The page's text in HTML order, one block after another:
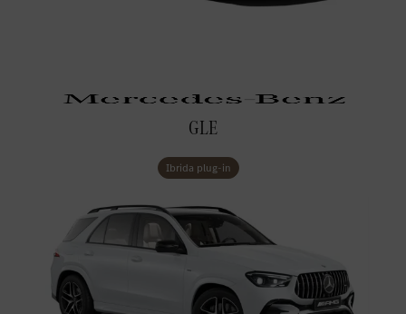
GLE
Ibrida plug-in